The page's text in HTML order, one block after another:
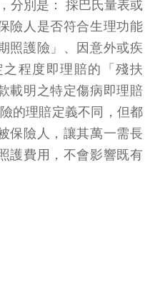
分別是： 採巴氏量表或
險人是否符合生理功能
照護險」、因意外或疾
程度即理賠的「殘扶
載明之特定傷病即理賠
的理賠定義不同，但都
保險人，讓其萬一需長
護費用，不會影響既有